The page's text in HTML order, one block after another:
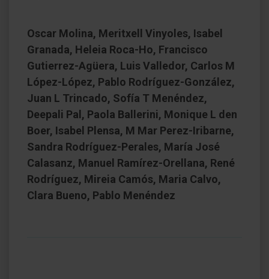
Oscar Molina, Meritxell Vinyoles, Isabel
Granada, Heleia Roca-Ho, Francisco
Gutierrez-Agüera, Luis Valledor, Carlos M
López-López, Pablo Rodríguez-González,
Juan L Trincado, Sofía T Menéndez,
Deepali Pal, Paola Ballerini, Monique L den
Boer, Isabel Plensa, M Mar Perez-Iribarne,
Sandra Rodríguez-Perales, María José
Calasanz, Manuel Ramírez-Orellana, René
Rodríguez, Mireia Camós, Maria Calvo,
Clara Bueno, Pablo Menéndez